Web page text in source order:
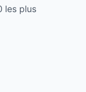
les plus